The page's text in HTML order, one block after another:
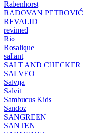
Rabenhorst
RADOVAN PETROVIĆ
REVALID
revimed
Rio
Rosalique
sallant
SALT AND CHECKER
SALVEO
Salvija
Salvit
Sambucus Kids
Sandoz
SANGREEN
SANTEN